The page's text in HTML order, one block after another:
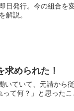
日発行。今の組合を
解説。
められた！